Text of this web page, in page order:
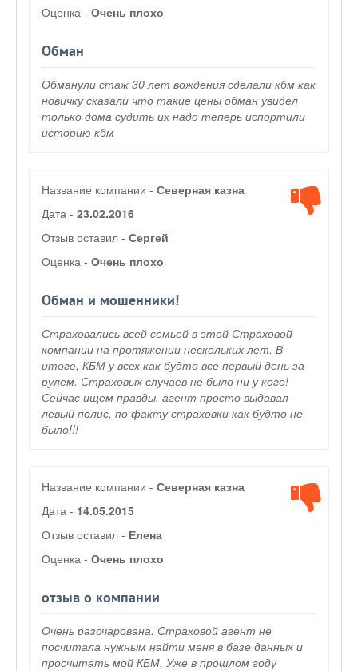
Оценка - Очень плохо
Обман
Обманули стаж 30 лет вождения сделали кбм как
новичку сказали что такие цены обман увидел
только дома судить их надо теперь испортили
историю кбм
Название компании - Северная казна
Дата - 23.02.2016
Отзыв оставил - Сергей
Оценка - Очень плохо
Обман и мошенники!
Страховались всей семьей в этой Страховой
компании на протяжении нескольких лет. В
итоге, КБМ у всех как будто все первый день за
рулем. Страховых случаев не было ни у кого!
Сейчас ищем правды, агент просто выдавал
левый полис, по факту страховки как будто не
было!!!
Название компании - Северная казна
Дата - 14.05.2015
Отзыв оставил - Елена
Оценка - Очень плохо
отзыв о компании
Очень разочарована. Страховой агент не
посчитала нужным найти меня в базе данных и
просчитать мой КБМ. Уже в прошлом году